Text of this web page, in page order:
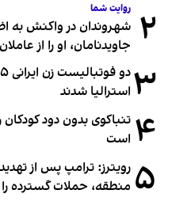
۲ روایت شما
شهروندان در واکنش به
جاویدنامان، او را از
۳ استرالیا شدند
۴ تنباکوی بدون دود کودکان
است
۵ رویترز: ترامپ پس از
منطقه، حملات گسترده